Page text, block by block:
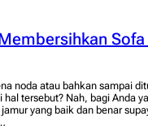
noda atau bahkan sampai
tersebut? Nah, bagi Anda
yang baik dan benar